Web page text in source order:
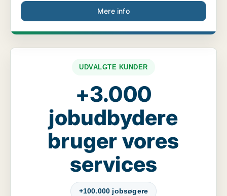
Mere info
UDVALGTE KUNDER
+3.000
jobudbydere
bruger vores
services
+100.000 jobsøgere